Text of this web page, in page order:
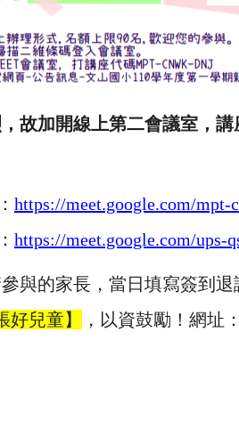
故加開線上第二會議室，
https://meet.google.com/mpt-
https://meet.google.com/ups-
與的家長，當日填寫簽到退
兒童】
，以資鼓勵！網址：